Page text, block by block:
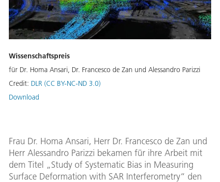
Wissenschaftspreis
für Dr. Homa Ansari, Dr. Francesco de Zan und Alessandro Parizzi
Credit: DLR (CC BY-NC-ND 3.0)
Download
Frau Dr. Homa Ansari, Herr Dr. Francesco de Zan und
Herr Alessandro Parizzi bekamen für ihre Arbeit mit
dem Titel „Study of Systematic Bias in Measuring
Surface Deformation with SAR Interferometry“ den